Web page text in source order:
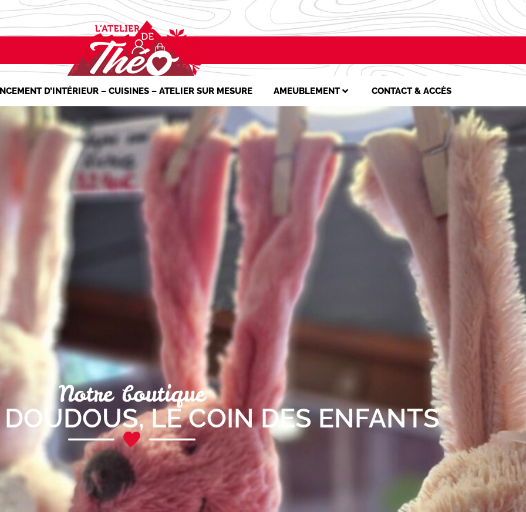
D’INTÉRIEUR – CUISINES – ATELIER SUR MESURE AMEUBLEMENT CONTACT & ACCÈS
Notre boutique
,LE COIN DES ENFANTS